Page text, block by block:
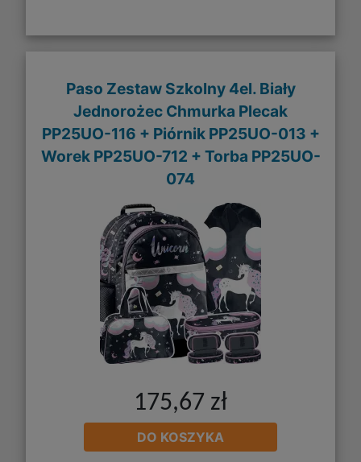
Paso Zestaw Szkolny 4el. Biały
Jednorożec Chmurka Plecak
PP25UO-116 + Piórnik PP25UO-013 +
Worek PP25UO-712 + Torba PP25UO-
074
175,67 zł
DO KOSZYKA